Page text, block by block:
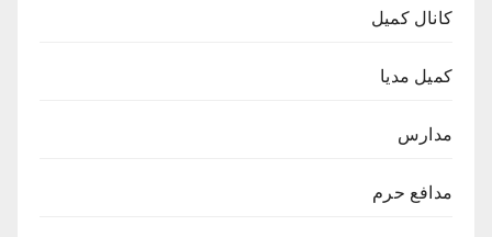
کانال کمیل
کمیل مدیا
مدارس
مدافع حرم